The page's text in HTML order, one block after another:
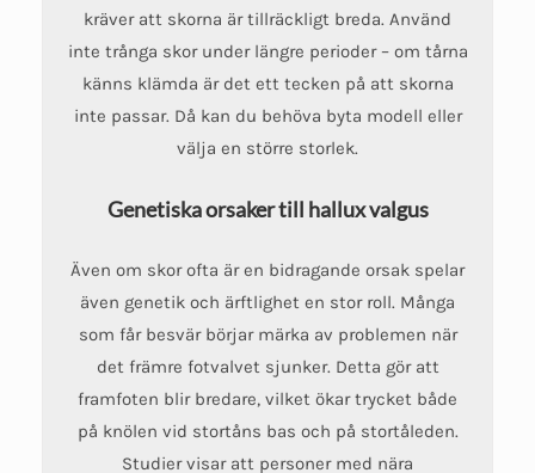
kräver att skorna är tillräckligt breda. Använd
inte trånga skor under längre perioder – om tårna
känns klämda är det ett tecken på att skorna
inte passar. Då kan du behöva byta modell eller
välja en större storlek.
Genetiska orsaker till hallux valgus
Även om skor ofta är en bidragande orsak spelar
även genetik och ärftlighet en stor roll. Många
som får besvär börjar märka av problemen när
det främre fotvalvet sjunker. Detta gör att
framfoten blir bredare, vilket ökar trycket både
på knölen vid stortåns bas och på stortåleden.
Studier visar att personer med nära